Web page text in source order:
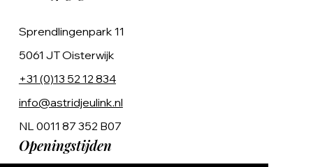
Sprendlingenpark 11
5061 JT Oisterwijk
+31 (0)13 52 12 834
info@astridjeulink.nl
NL 0011 87 352 B07
Openingstijden